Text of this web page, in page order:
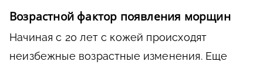
Возрастной фактор появления морщин
Начиная с 20 лет с кожей происходят
неизбежные возрастные изменения. Еще